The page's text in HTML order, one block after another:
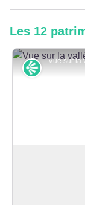
Les 12
Point de